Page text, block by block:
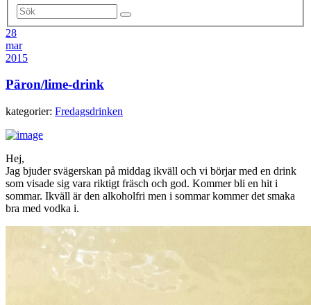
28
mar
2015
Päron/lime-drink
kategorier: Fredagsdrinken
Hej,
Jag bjuder svägerskan på middag ikväll och vi börjar med en drink
som visade sig vara riktigt fräsch och god. Kommer bli en hit i
sommar. Ikväll är den alkoholfri men i sommar kommer det smaka
bra med vodka i.